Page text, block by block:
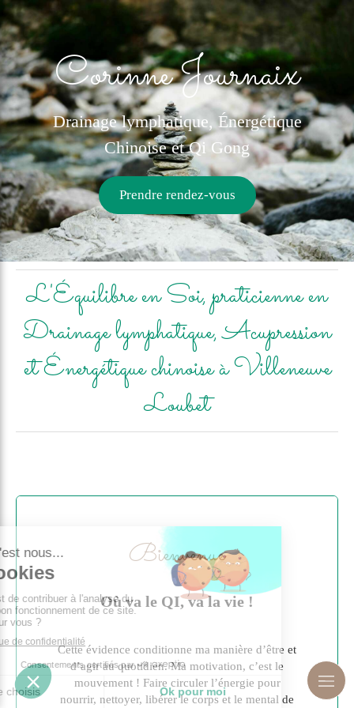
Corinne Journaix
Drainage lymphatique, Énergétique
Chinoise et Qi Gong
Prendre rendez-vous
L'Équilibre en Soi, praticienne en
Drainage lymphatique, Acupression
et Énergétique chinoise à Villeneuve
Loubet
Bienvenue
Où va le QI, va la vie !
Cette évidence conditionne ma manière d’être et
d’agir au quotidien. Ma motivation, c’est le
mouvement ! Faire circuler l’énergie pour
nourrir, nettoyer, libérer le corps et le mental de